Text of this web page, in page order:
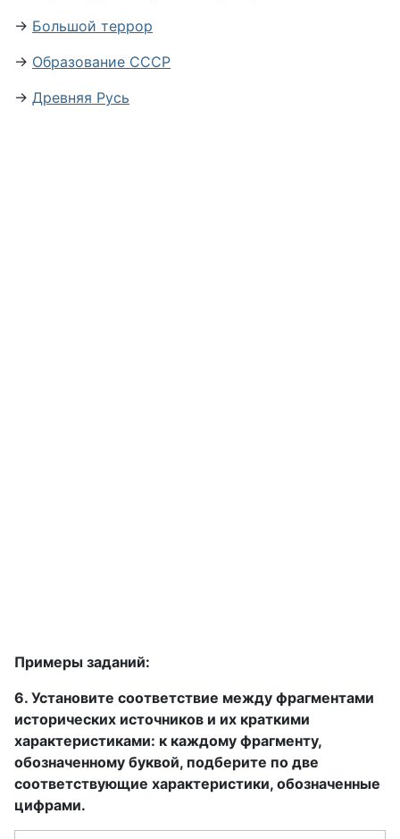
→ Большой террор
→ Образование СССР
→ Древняя Русь
Примеры заданий:
6. Установите соответствие между фрагментами
исторических источников и их краткими
характеристиками: к каждому фрагменту,
обозначенному буквой, подберите по две
соответствующие характеристики, обозначенные
цифрами.